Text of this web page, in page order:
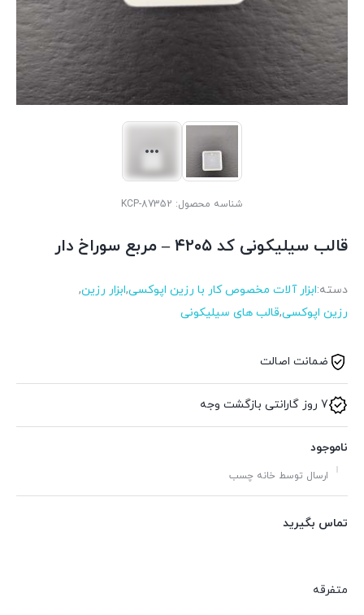
شناسه محصول: KCP-87352
قالب سیلیکونی کد ۴۲۰۵ – مربع سوراخ دار
دسته:ابزار آلات مخصوص کار با رزین اپوکسی,ابزار رزین,
رزین اپوکسی,قالب های سیلیکونی
ضمانت اصالت
7 روز گارانتی بازگشت وجه
ناموجود
ارسال توسط خانه چسب
تماس بگیرید
متفرقه